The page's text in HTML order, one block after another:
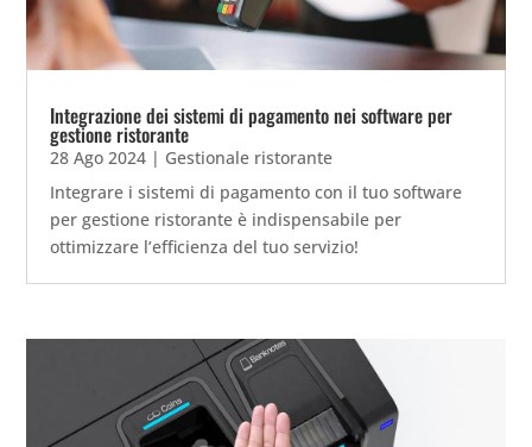
Integrazione dei sistemi di pagamento nei software per
gestione ristorante
28 Ago 2024 | Gestionale ristorante
Integrare i sistemi di pagamento con il tuo software
per gestione ristorante è indispensabile per
ottimizzare l’efficienza del tuo servizio!